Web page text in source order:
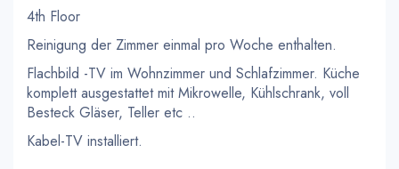
4th Floor
Reinigung der Zimmer einmal pro Woche enthalten.
Flachbild -TV im Wohnzimmer und Schlafzimmer. Küche
komplett ausgestattet mit Mikrowelle, Kühlschrank, voll
Besteck Gläser, Teller etc ..
Kabel-TV installiert.